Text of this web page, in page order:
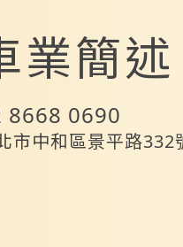
業簡述
8668 0690
市中和區景平路332